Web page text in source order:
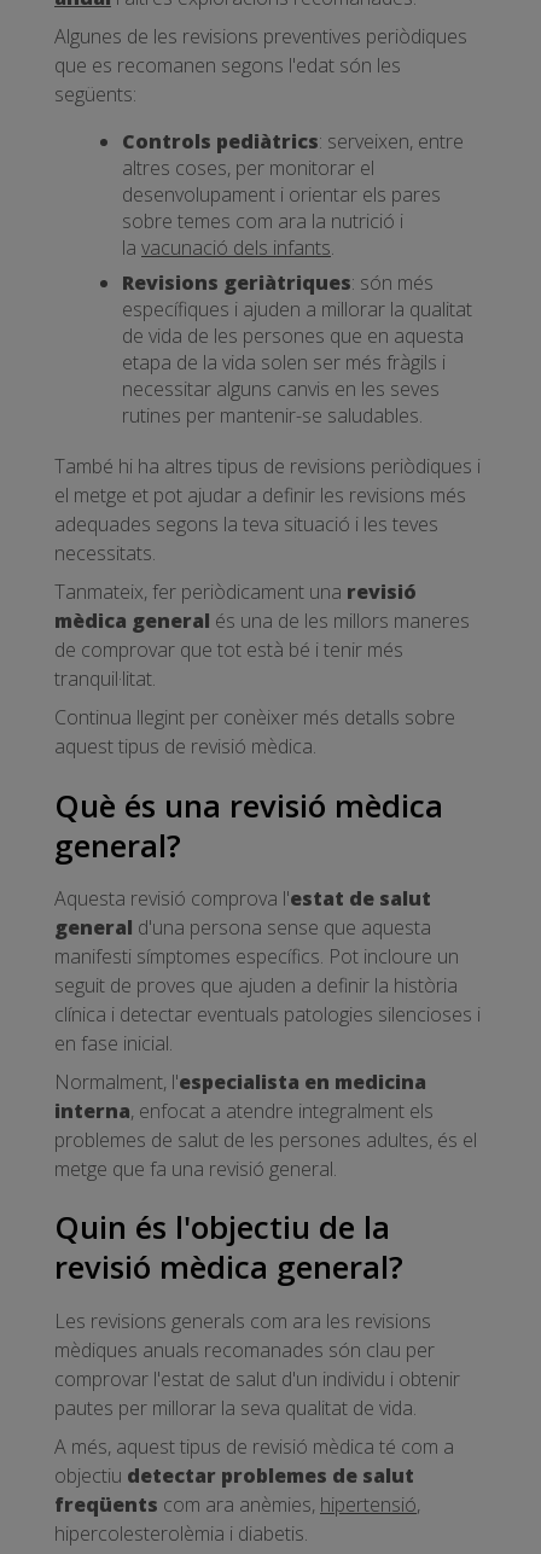
Algunes de les revisions preventives periòdiques
que es recomanen segons l'edat són les
següents:
Controls pediàtrics: serveixen, entre
altres coses, per monitorar el
desenvolupament i orientar els pares
sobre temes com ara la nutrició i
la vacunació dels infants.
Revisions geriàtriques: són més
específiques i ajuden a millorar la qualitat
de vida de les persones que en aquesta
etapa de la vida solen ser més fràgils i
necessitar alguns canvis en les seves
rutines per mantenir-se saludables.
També hi ha altres tipus de revisions periòdiques i
el metge et pot ajudar a definir les revisions més
adequades segons la teva situació i les teves
necessitats.
Tanmateix, fer periòdicament una revisió
mèdica general és una de les millors maneres
de comprovar que tot està bé i tenir més
tranquil·litat.
Continua llegint per conèixer més detalls sobre
aquest tipus de revisió mèdica.
Què és una revisió mèdica
general?
Aquesta revisió comprova l'estat de salut
general d'una persona sense que aquesta
manifesti símptomes específics. Pot incloure un
seguit de proves que ajuden a definir la història
clínica i detectar eventuals patologies silencioses i
en fase inicial.
Normalment, l'especialista en medicina
interna, enfocat a atendre integralment els
problemes de salut de les persones adultes, és el
metge que fa una revisió general.
Quin és l'objectiu de la
revisió mèdica general?
Les revisions generals com ara les revisions
mèdiques anuals recomanades són clau per
comprovar l'estat de salut d'un individu i obtenir
pautes per millorar la seva qualitat de vida.
A més, aquest tipus de revisió mèdica té com a
objectiu detectar problemes de salut
freqüents com ara anèmies, hipertensió,
hipercolesterolèmia i diabetis.